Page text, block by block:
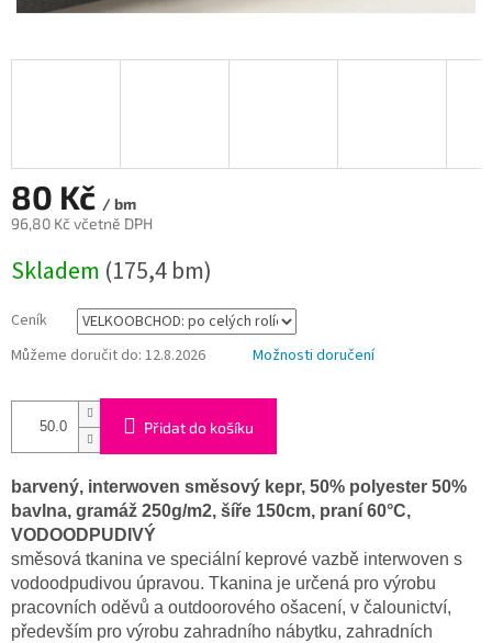
80 Kč / bm
96,80 Kč včetně DPH
cena:
Skladem (175,4 bm)
Ceník
Můžeme doručit do: 12.8.2026 Možnosti doručení
Přidat do košíku
barvený, interwoven směsový kepr, 50% polyester 50%
bavlna, gramáž 250g/m2, šíře 150cm, praní 60°C,
VODOODPUDIVÝ
směsová tkanina ve speciální keprové vazbě interwoven s
vodoodpudivou úpravou. Tkanina je určená pro výrobu
pracovních oděvů a outdoorového ošacení, v čalounictví,
především pro výrobu zahradního nábytku, zahradních